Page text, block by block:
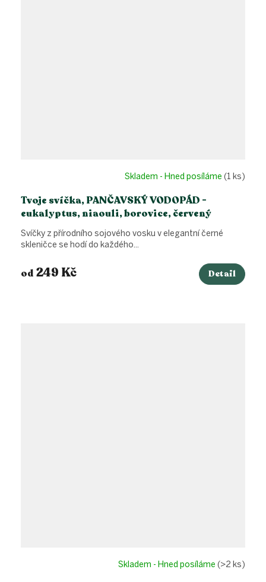
Tvoje svíčka, PANČAVSKÝ VODOPÁD -
eukalyptus, niaouli, borovice, červený
tymián
Skladem - Hned posíláme (1 ks)
od 249 Kč Detail
Svíčky z přírodního sojového vosku v elegantní černé
skleničce se hodí do každého...
Skladem - Hned posíláme (>2 ks)